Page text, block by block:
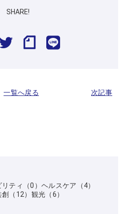
一覧へ戻る 次記事
ティ（0） ヘルスケア（4）
（12） 観光（6）